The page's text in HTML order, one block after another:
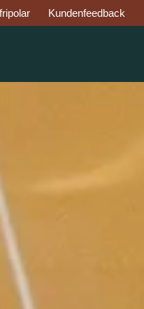
Kundenfeedback